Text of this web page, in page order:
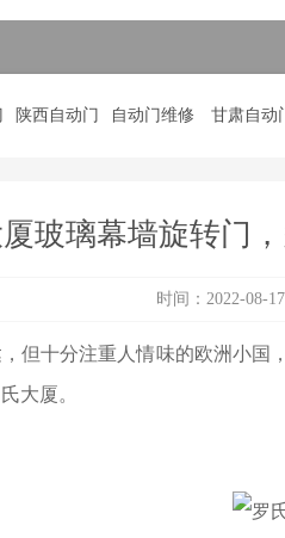
陕西自动门 自动门维修 甘肃自动
玻璃幕墙旋转门
时间：2022-08-
十分注重人情味的欧洲小国
大厦。